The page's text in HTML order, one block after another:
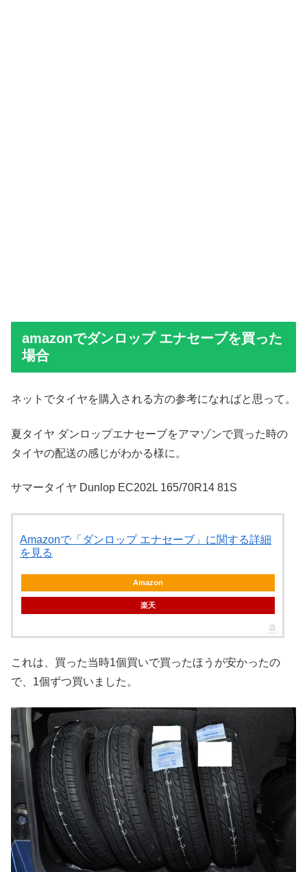
amazonでダンロップ エナセーブを買った
場合
ネットでタイヤを購入される方の参考になればと思って。
夏タイヤ ダンロップエナセーブをアマゾンで買った時の
タイヤの配送の感じがわかる様に。
サマータイヤ Dunlop EC202L 165/70R14 81S
Amazonで「ダンロップ エナセーブ」に関する詳細
を見る
Amazon
楽天
これは、買った当時1個買いで買ったほうが安かったの
で、1個ずつ買いました。